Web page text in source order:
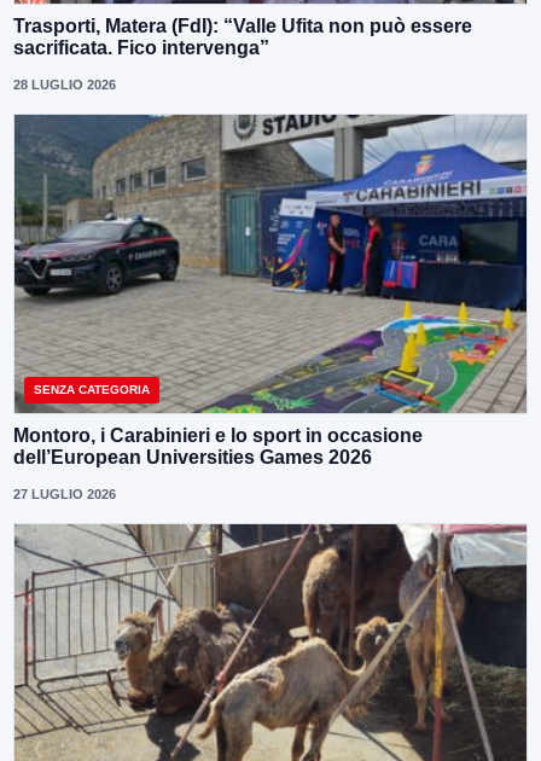
Trasporti, Matera (FdI): “Valle Ufita non può essere
sacrificata. Fico intervenga”
28 LUGLIO 2026
SENZA CATEGORIA
Montoro, i Carabinieri e lo sport in occasione
dell’European Universities Games 2026
27 LUGLIO 2026